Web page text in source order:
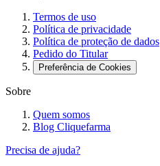
Termos de uso
Política de privacidade
Política de proteção de dados
Pedido do Titular
Preferência de Cookies
Sobre
Quem somos
Blog Cliquefarma
Precisa de ajuda?